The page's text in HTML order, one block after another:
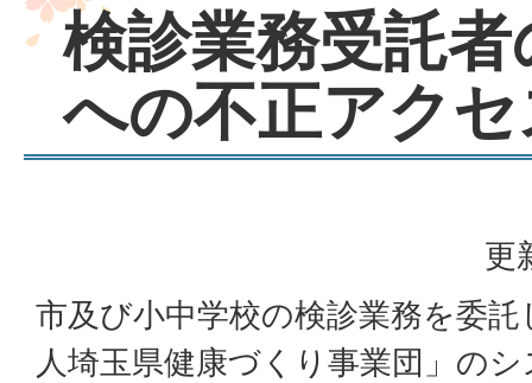
検診業務受託
への不正アク
更
市及び小中学校の検診業務を委
人埼玉県健康づくり事業団」の